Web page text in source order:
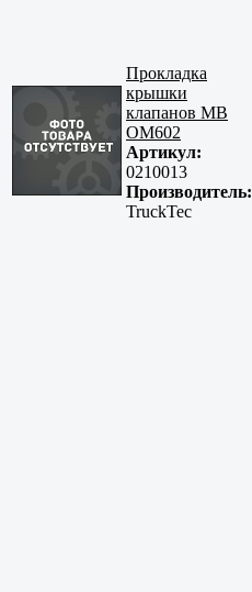
Прокладка
крышки
клапанов MB
OM602
Артикул:
0210013
Производитель:
TruckTec